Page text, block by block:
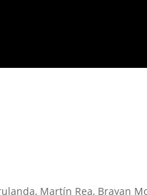
Martín Rea, Brayan